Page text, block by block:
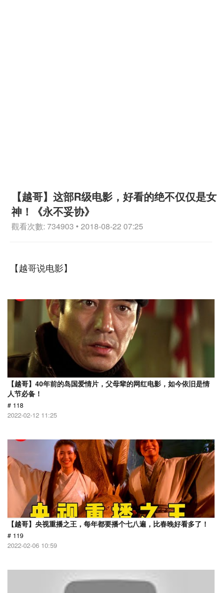
【越哥】这部R级电影，好看的绝不仅仅是女
神！《永不妥协》
觀看次數: 734903 • 2018-08-22 07:25
【越哥说电影】
【越哥】40年前的岛国爱情片，父母辈的网红电影，如今依旧是情
人节必备！
# 118
2022-02-12 11:25
【越哥】央视重播之王，每年都要播个七八遍，比春晚好看多了！
# 119
2022-02-06 10:59